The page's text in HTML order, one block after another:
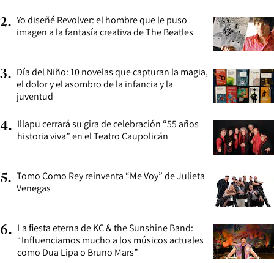
2. Yo diseñé Revolver: el hombre que le puso
imagen a la fantasía creativa de The Beatles
3. Día del Niño: 10 novelas que capturan la magia,
el dolor y el asombro de la infancia y la
juventud
4. Illapu cerrará su gira de celebración “55 años
historia viva” en el Teatro Caupolicán
5. Tomo Como Rey reinventa “Me Voy” de Julieta
Venegas
6. La fiesta eterna de KC & the Sunshine Band:
“Influenciamos mucho a los músicos actuales
como Dua Lipa o Bruno Mars”